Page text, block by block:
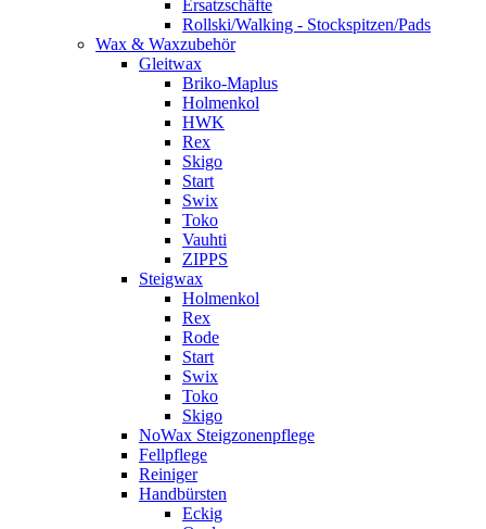
Ersatzschäfte
Rollski/Walking - Stockspitzen/Pads
Wax & Waxzubehör
Gleitwax
Briko-Maplus
Holmenkol
HWK
Rex
Skigo
Start
Swix
Toko
Vauhti
ZIPPS
Steigwax
Holmenkol
Rex
Rode
Start
Swix
Toko
Skigo
NoWax Steigzonenpflege
Fellpflege
Reiniger
Handbürsten
Eckig